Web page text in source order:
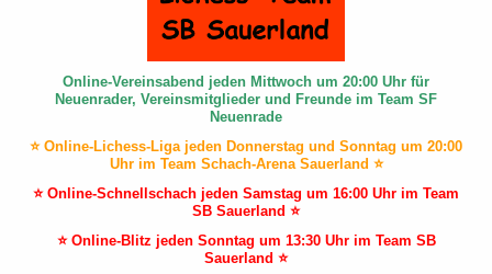
Online-Vereinsabend jeden Mittwoch um 20:00 Uhr für
Neuenrader, Vereinsmitglieder und Freunde im Team SF
Neuenrade
⭐ Online-Lichess-Liga jeden Donnerstag und Sonntag um 20:00
Uhr im Team Schach-Arena Sauerland ⭐
⭐ Online-Schnellschach jeden Samstag um 16:00 Uhr im Team
SB Sauerland ⭐
⭐ Online-Blitz jeden Sonntag um 13:30 Uhr im Team SB
Sauerland ⭐